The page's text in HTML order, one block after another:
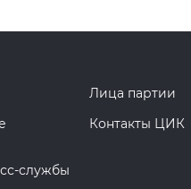
Лица партии
Контакты ЦИК
службы